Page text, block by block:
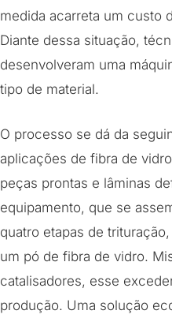
medida acarreta um custo
Diante dessa situação,
desenvolveram uma
tipo de material.
O processo se dá da
aplicações de fibra de
peças prontas e lâminas
equipamento, que se
quatro etapas de
um pó de fibra de vidro.
catalisadores, esse
produção. Uma solução